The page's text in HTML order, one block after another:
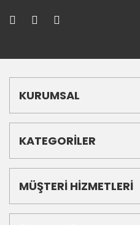
KURUMSAL
KATEGORİLER
MÜŞTERİ HİZMETLERİ